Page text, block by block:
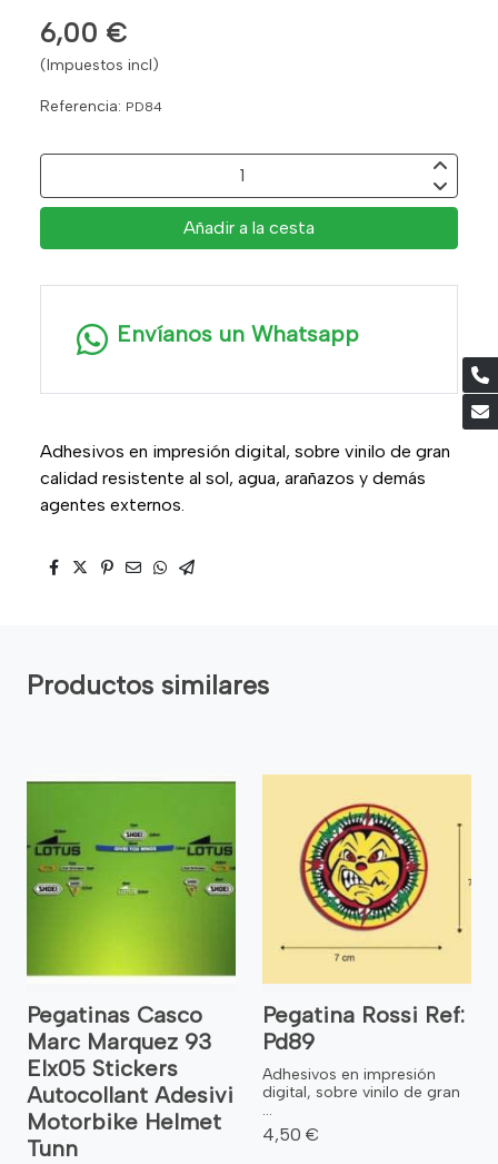
6,00 €
(Impuestos incl)
Referencia: PD84
Añadir a la cesta
Envíanos un Whatsapp
Adhesivos en impresión digital, sobre vinilo de gran
calidad resistente al sol, agua, arañazos y demás
agentes externos.
Productos similares
Pegatinas Casco
Marc Marquez 93
Elx05 Stickers
Autocollant Adesivi
Motorbike Helmet
Tunn
Pegatina Rossi Ref:
Pd89
Adhesivos en impresión
digital, sobre vinilo de gran
...
4,50 €